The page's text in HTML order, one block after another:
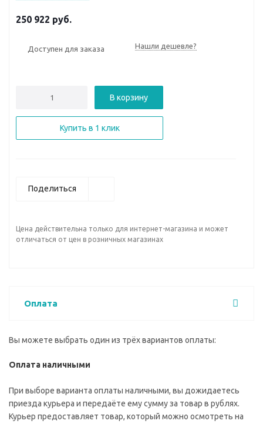
250 922 руб.
Доступен для заказа Нашли дешевле?
В корзину
Купить в 1 клик
Поделиться
Цена действительна только для интернет-магазина и может
отличаться от цен в розничных магазинах
Оплата
Вы можете выбрать один из трёх вариантов оплаты:
Оплата наличными
При выборе варианта оплаты наличными, вы дожидаетесь
приезда курьера и передаёте ему сумму за товар в рублях.
Курьер предоставляет товар, который можно осмотреть на